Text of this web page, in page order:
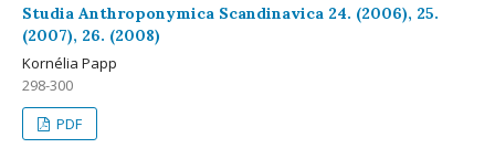
Studia Anthroponymica Scandinavica 24. (2006), 25.
(2007), 26. (2008)
Kornélia Papp
298-300
PDF